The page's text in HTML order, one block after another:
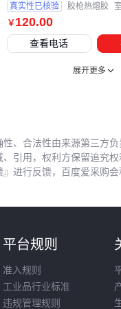
每次施工
🔍结论：
￥ 120.00
真实性已核验 胶枪热熔胶
查看电话
展开更多
、合法性由来源第三方负
引用，权利方保留追究权
进行反馈，百度爱采购会
平台规则
准入规则
工业品行业标准
违规管理规则